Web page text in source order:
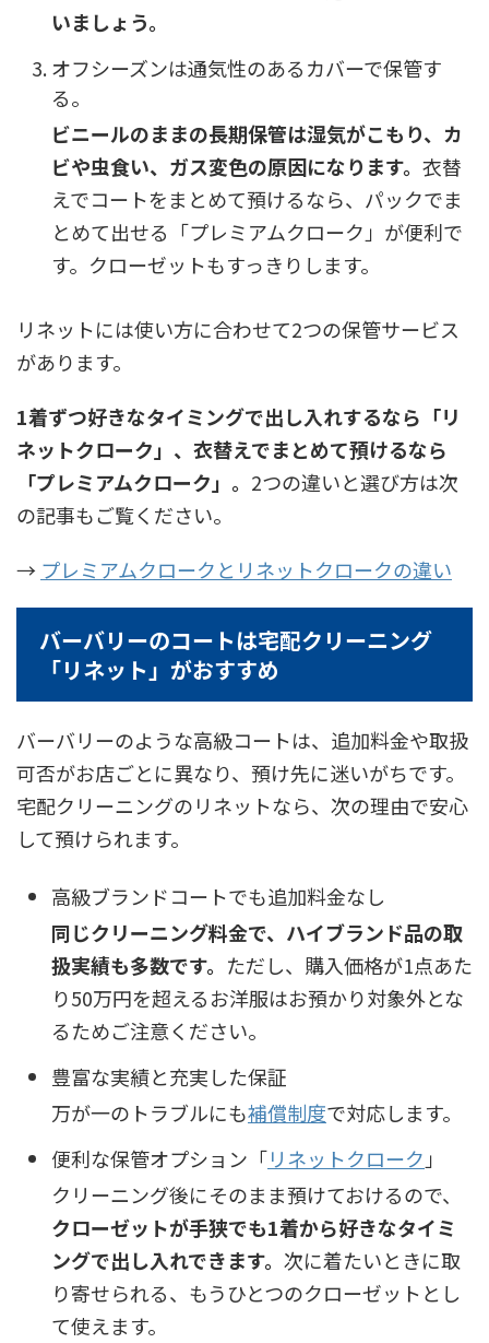
いましょう。
オフシーズンは通気性のあるカバーで保管す
る。
ビニールのままの長期保管は湿気がこもり、カ
ビや虫食い、ガス変色の原因になります。 衣替
えでコートをまとめて預けるなら、パックでま
とめて出せる「プレミアムクローク」が便利で
す。クローゼットもすっきりします。
リネットには使い方に合わせて2つの保管サービス
があります。
1着ずつ好きなタイミングで出し入れするなら「リ
ネットクローク」、衣替えでまとめて預けるなら
「プレミアムクローク」。 2つの違いと選び方は次
の記事もご覧ください。
→ プレミアムクロークとリネットクロークの違い
バーバリーのコートは宅配クリーニング
「リネット」がおすすめ
バーバリーのような高級コートは、追加料金や取扱
可否がお店ごとに異なり、預け先に迷いがちです。
宅配クリーニングのリネットなら、次の理由で安心
して預けられます。
高級ブランドコートでも追加料金なし
同じクリーニング料金で、ハイブランド品の取
扱実績も多数です。 ただし、購入価格が1点あた
り50万円を超えるお洋服はお預かり対象外とな
るためご注意ください。
豊富な実績と充実した保証
万が一のトラブルにも補償制度で対応します。
便利な保管オプション「リネットクローク 」
クリーニング後にそのまま預けておけるので、
クローゼットが手狭でも1着から好きなタイミ
ングで出し入れできます。 次に着たいときに取
り寄せられる、もうひとつのクローゼットとし
て使えます。